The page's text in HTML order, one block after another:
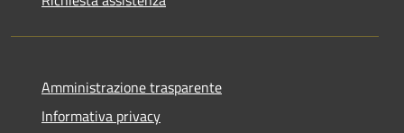
Amministrazione trasparente
Informativa privacy